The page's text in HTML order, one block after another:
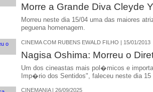
Morre a Grande Diva Cleyde
Morreu neste dia 15/04 uma das maiores
peguena homenagem.
CINEMA COM RUBENS EWALD FILHO | 15/01/2013
Nagisa Oshima: Morreu o
Um dos cineastas mais pol�micos e
Imp�rio dos Sentidos", faleceu neste dia 15
CINEMANIA | 26/09/2025